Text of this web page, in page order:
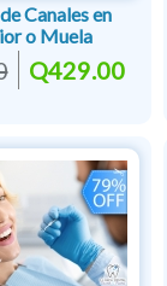
Canales en
o Muela
Q429.00